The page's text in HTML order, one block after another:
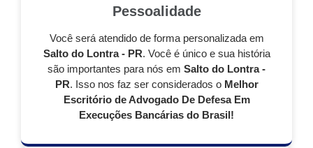
Pessoalidade
Você será atendido de forma personalizada em
Salto do Lontra - PR. Você é único e sua história
são importantes para nós em Salto do Lontra -
PR. Isso nos faz ser considerados o Melhor
Escritório de Advogado De Defesa Em
Execuções Bancárias do Brasil!